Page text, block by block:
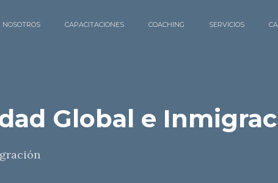
NOSOTROS CAPACITACIONES COACHING SERVICIOS
Global e